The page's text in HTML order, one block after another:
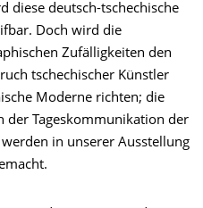
diese deutsch-tschechische
Doch wird die
Zufälligkeiten den
tschechischer Künstler
Moderne richten; die
der Tageskommunikation der
in unserer Ausstellung